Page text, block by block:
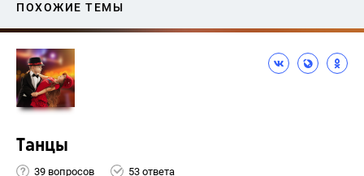
ПОХОЖИЕ ТЕМЫ
Танцы
39 вопросов 53 ответа